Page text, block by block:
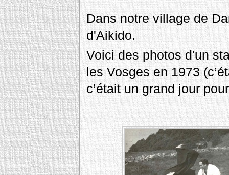
Dans notre village de
d'Aikido.
Voici des photos d'un
les Vosges en 1973
c’était un grand jour